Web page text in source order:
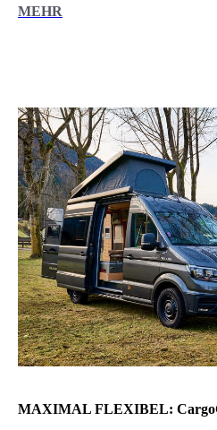
MEHR
MAXIMAL FLEXIBEL: